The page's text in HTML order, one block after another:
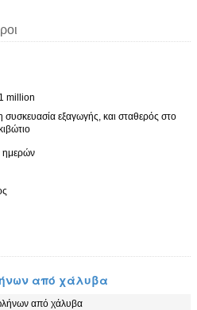
million
συσκευασία εξαγωγής, και σταθερός στο
ημερών
από χάλυβα
από χάλυβα